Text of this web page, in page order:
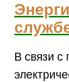
В связи с